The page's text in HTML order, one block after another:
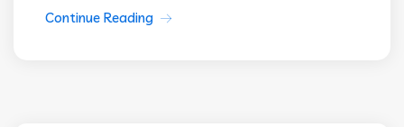
Continue Reading